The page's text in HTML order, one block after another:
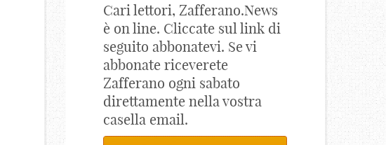
Cari lettori, Zafferano.News
è on line. Cliccate sul link di
seguito abbonatevi. Se vi
abbonate riceverete
Zafferano ogni sabato
direttamente nella vostra
casella email.